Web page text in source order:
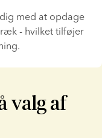
med at opdage
- hvilket tilføjer
valg af